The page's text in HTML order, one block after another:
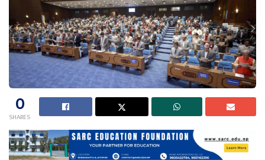
0
SHARES